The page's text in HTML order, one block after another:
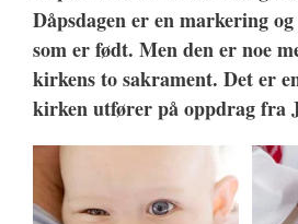
Dåpsdagen er en markering
som er født. Men den er noe
kirkens to sakrament. Det er
kirken utfører på oppdrag fra